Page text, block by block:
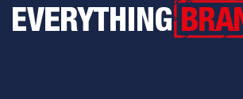
Everything Branded